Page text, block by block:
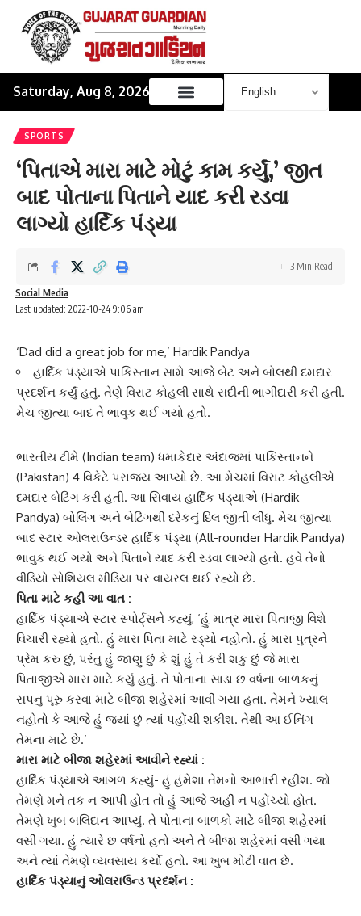
Saturday, Aug 8, 2026
SPORTS
‘પિતાએ મારા માટે મોટું કામ કર્યું,’ જીત
બાદ પોતાના પિતાને યાદ કરી રડવા
લાગ્યો હાર્દિક પંડ્યા
Last updated: 2022-10-24 9:06 am
Social Media
3 Min Read
‘Dad did a great job for me,’ Hardik Pandya
હાર્દિક પંડ્યાએ પાકિસ્તાન સામે આજે બેટ અને બોલથી દમદાર
પ્રદર્શન કર્યું હતું. તેણે વિરાટ કોહલી સાથે સદીની ભાગીદારી કરી હતી.
મેચ જીત્યા બાદ તે ભાવુક થઈ ગયો હતો.
ભારતીય ટીમે (Indian team) ધમાકેદાર અંદાજમાં પાકિસ્તાનને
(Pakistan) 4 વિકેટે પરાજય આપ્યો છે. આ મેચમાં વિરાટ કોહલીએ
દમદાર બેટિંગ કરી હતી. આ સિવાય હાર્દિક પંડ્યાએ (Hardik
Pandya) બોલિંગ અને બેટિંગથી દરેકનું દિલ જીતી લીધુ. મેચ જીત્યા
બાદ સ્ટાર ઓલરાઉન્ડર હાર્દિક પંડ્યા (All-rounder Hardik Pandya)
ભાવુક થઈ ગયો અને પિતાને યાદ કરી રડવા લાગ્યો હતો. હવે તેનો
વીડિયો સોશિયલ મીડિયા પર વાયરલ થઈ રહ્યો છે.
પિતા માટે કહી આ વાત :
હાર્દિક પંડ્યાએ સ્ટાર સ્પોર્ટ્સને કહ્યું, ‘હું માત્ર મારા પિતાજી વિશે
વિચારી રહ્યો હતો. હું મારા પિતા માટે રડ્યો નહોતો. હું મારા પુત્રને
પ્રેમ કરુ છું, પરંતુ હું જાણુ છું કે શું હું તે કરી શકુ છું જે મારા
પિતાજીએ મારા માટે કર્યું હતું. તે પોતાના સાડા છ વર્ષના બાળકનું
સપનુ પૂરુ કરવા માટે બીજા શહેરમાં આવી ગયા હતા. તેમને ખ્યાલ
નહોતો કે આજે હું જ્યાં છું ત્યાં પહોંચી શકીશ. તેથી આ ઈનિંગ
તેમના માટે છે.’
મારા માટે બીજા શહેરમાં આવીને રહ્યાં :
હાર્દિક પંડ્યાએ આગળ કહ્યું- હું હંમેશા તેમનો આભારી રહીશ. જો
તેમણે મને તક ન આપી હોત તો હું આજે અહીં ન પહોંચ્યો હોત.
તેમણે ખુબ બલિદાન આપ્યું. તે પોતાના બાળકો માટે બીજા શહેરમાં
વસી ગયા. હું ત્યારે છ વર્ષનો હતો અને તે બીજા શહેરમાં વસી ગયા
અને ત્યાં તેમણે વ્યવસાય કર્યો હતો. આ ખુબ મોટી વાત છે.
હાર્દિક પંડ્યાનું ઓલરાઉન્ડ પ્રદર્શન :